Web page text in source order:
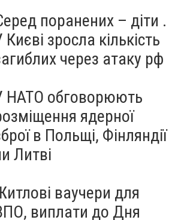
поранених – діти .
Києві зросла кількість
через атаку рф
НАТО обговорюють
ядерної
в Польщі, Фінляндії
Литві
ваучери для
виплати до Дня